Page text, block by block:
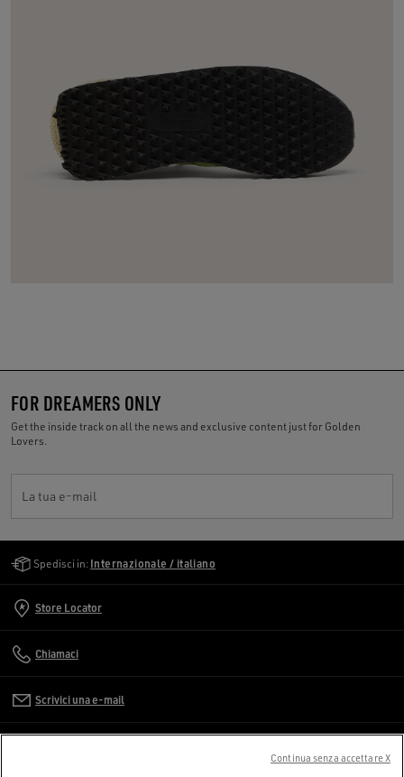
FOR DREAMERS ONLY
Get the inside track on all the news and exclusive content just for Golden
Lovers.
La tua e-mail
Spedisci in: Internazionale / italiano
Store Locator
Chiamaci
Scrivici una e-mail
Continua senza accettare X